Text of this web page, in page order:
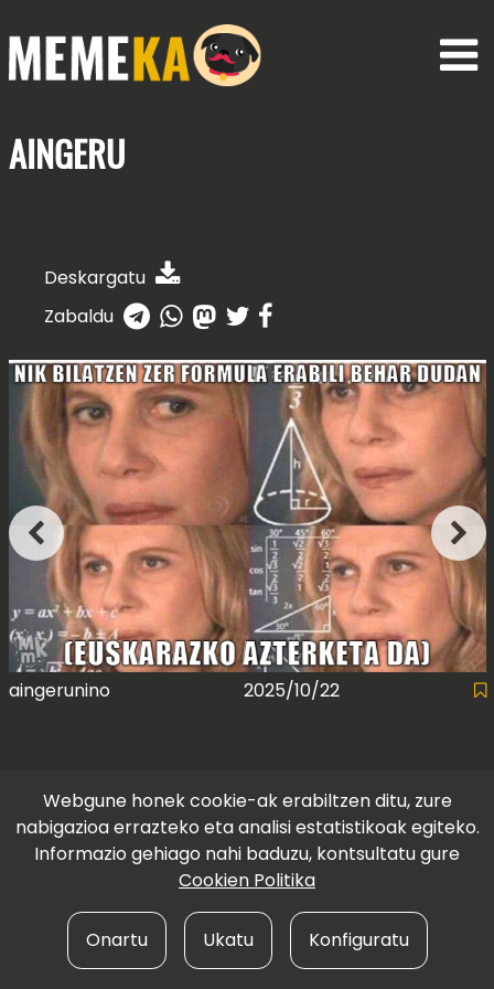
AINGERU
Deskargatu
Zabaldu
aingerunino 2025/10/22
Webgune honek cookie-ak erabiltzen ditu, zure
nabigazioa errazteko eta analisi estatistikoak egiteko.
Informazio gehiago nahi baduzu, kontsultatu gure
Cookien Politika
Onartu Ukatu Konfiguratu